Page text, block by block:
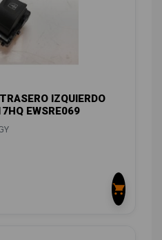
IZQUIERDO
EWSRE069